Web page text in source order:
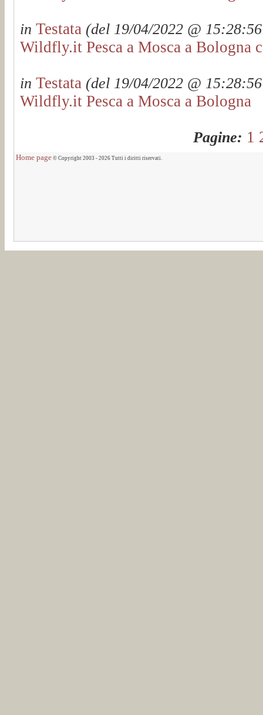
in Testata (del 19/04/2022 @
Wildfly.it Pesca a Mosca a Bologna
in Testata (del 19/04/2022 @
Wildfly.it Pesca a Mosca a Bologna
Pagine: 1
Home page © Copyright 2003 - 2026 Tutti i diritti riservati.